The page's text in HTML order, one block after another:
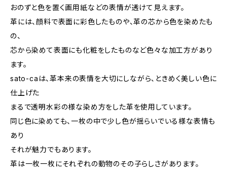
おのずと色を置く画用紙などの表情が透けて見えます。
革には、顔料で表面に彩色したものや、革の芯から色を染めたも
の、
芯から染めて表面にも化粧をしたものなど色々な加工方があり
ます。
sato-caは、革本来の表情を大切にしながら、ときめく美しい色に
仕上げた
まるで透明水彩の様な染め方をした革を使用しています。
同じ色に染めても、一枚の中で少し色が揺らいでいる様な表情も
あり
それが魅力でもあります。
革は一枚一枚にそれぞれの動物のその子らしさがあります。